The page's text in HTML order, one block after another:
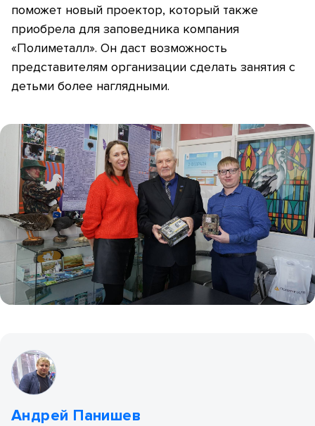
поможет новый проектор, который также
приобрела для заповедника компания
«Полиметалл». Он даст возможность
представителям организации сделать занятия с
детьми более наглядными.
Андрей Панишев